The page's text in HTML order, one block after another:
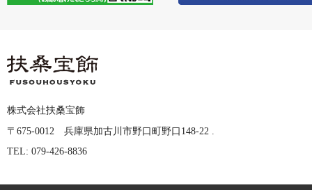
株式会社扶桑宝飾
〒675-0012 兵庫県加古川市野口町野口148-22 .
TEL: 079-426-8836